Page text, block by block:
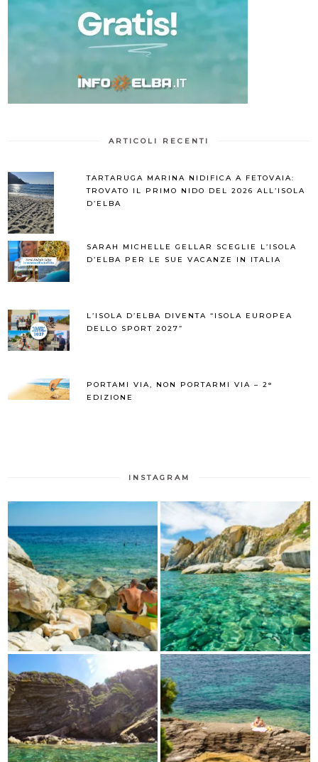
ARTICOLI RECENTI
TARTARUGA MARINA NIDIFICA A FETOVAIA:
TROVATO IL PRIMO NIDO DEL 2026 ALL’ISOLA
D’ELBA
SARAH MICHELLE GELLAR SCEGLIE L’ISOLA
D’ELBA PER LE SUE VACANZE IN ITALIA
L’ISOLA D’ELBA DIVENTA “ISOLA EUROPEA
DELLO SPORT 2027”
PORTAMI VIA, NON PORTARMI VIA – 2°
EDIZIONE
INSTAGRAM